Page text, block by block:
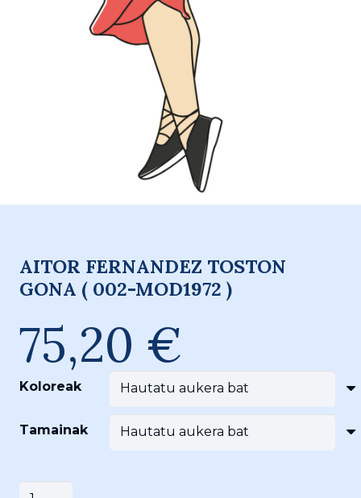
AITOR FERNANDEZ TOSTON
GONA ( 002-MOD1972 )
75,20 €
Koloreak
Tamainak